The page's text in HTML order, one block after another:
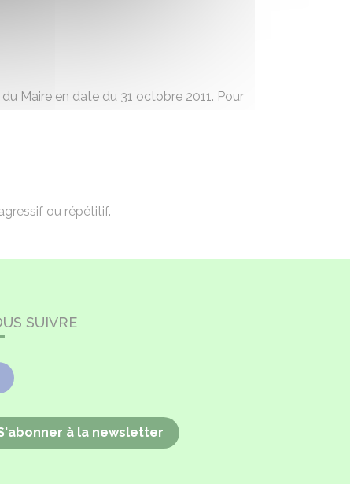
Maire en date du 31 octobre 2011. Pour
ou répétitif.
SUIVRE
Facebook
à la newsletter